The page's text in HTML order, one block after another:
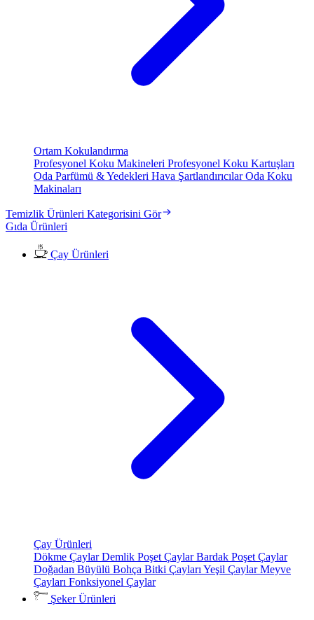
Ortam Kokulandırma
Profesyonel Koku Makineleri Profesyonel Koku Kartuşları
Oda Parfümü & Yedekleri Hava ŞartlandırıcılarOda Koku
Makinaları
Temizlik Ürünleri Kategorisini Gör
Gıda Ürünleri
Çay Ürünleri
Çay Ürünleri
Dökme ÇaylarDemlik Poşet ÇaylarBardak Poşet Çaylar
Doğadan Büyülü Bohça Bitki Çayları Yeşil ÇaylarMeyve
Çayları Fonksiyonel Çaylar
Şeker Ürünleri